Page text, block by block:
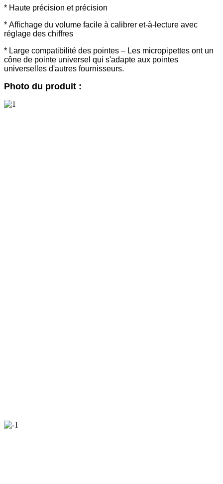
* Haute précision et précision
* Affichage du volume facile à calibrer et-à-lecture avec
réglage des chiffres
* Large compatibilité des pointes – Les micropipettes ont un
cône de pointe universel qui s'adapte aux pointes
universelles d'autres fournisseurs.
Photo du produit :